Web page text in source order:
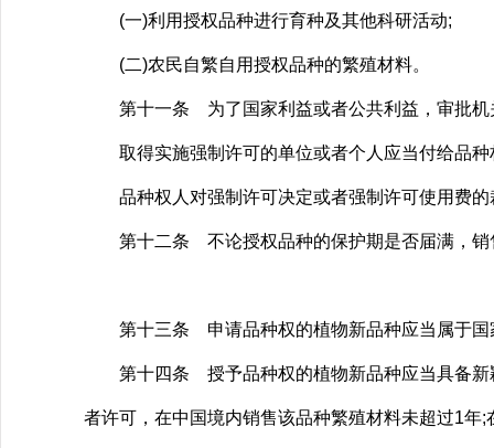
(一)利用授权品种进行育种及其他科研活动;
(二)农民自繁自用授权品种的繁殖材料。
第十一条 为了国家利益或者公共利益，审批机
取得实施强制许可的单位或者个人应当付给品种
品种权人对强制许可决定或者强制许可使用费的
第十二条 不论授权品种的保护期是否届满，销
第十三条 申请品种权的植物新品种应当属于国
第十四条 授予品种权的植物新品种应当具备新
者许可，在中国境内销售该品种繁殖材料未超过1